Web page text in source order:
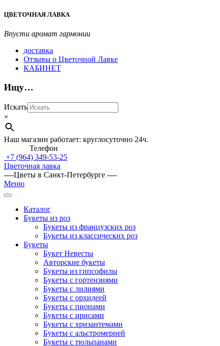
Перейти
содержимому
ЦВЕТОЧНАЯ ЛАВКА
Впусти аромат гармонии
доставка
Отзывы о Цветочной Лавке
КАБИНЕТ
Ищу…
Искать
×
Наш магазин работает: круглосуточно 24ч.
Телефон
+7 (964) 349-53-25
Цветочная лавка
----Цветы в Санкт-Петербурге ----
Главное
навигационное
Меню
Каталог
Букеты из роз
Букеты из французских роз
Букеты из классических роз
Букеты
Букет Невесты
Авторские букеты
Букеты из гипсофилы
Букеты с гортензиями
Букеты с лилиями
Букеты с орхидеей
Букеты с пионами
Букеты с ирисами
Букеты с хризантемами
Букеты с альстромерией
Букеты с тюльпанами